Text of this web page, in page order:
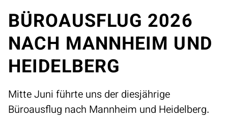
BÜROAUSFLUG 2026
NACH MANNHEIM UND
HEIDELBERG
Mitte Juni führte uns der diesjährige
Büroausflug nach Mannheim und Heidelberg.